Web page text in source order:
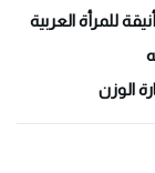
الوزن